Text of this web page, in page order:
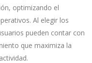
optimizando el
Al elegir los
pueden contar con
que maximiza la